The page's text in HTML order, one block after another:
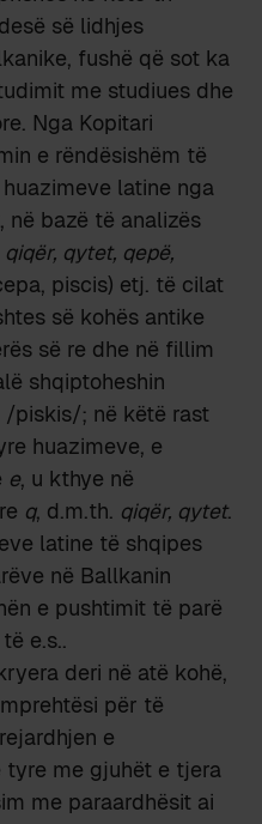
së lidhjes
fushë që sot ka
me studiues dhe
Nga Kopitari
e rëndësishëm të
latine nga
në bazë të analizës
qiqër, qytet, qepë,
piscis) etj. të cilat
së kohës antike
së re dhe në fillim
shqiptoheshin
; në këtë rast
huazimeve, e
e, u kthye në
q, d.m.th. qiqër, qytet.
latine të shqipes
në Ballkanin
e pushtimit të parë
e.s..
deri në atë kohë,
për të
e
tyre me gjuhët e tjera
me paraardhësit ai